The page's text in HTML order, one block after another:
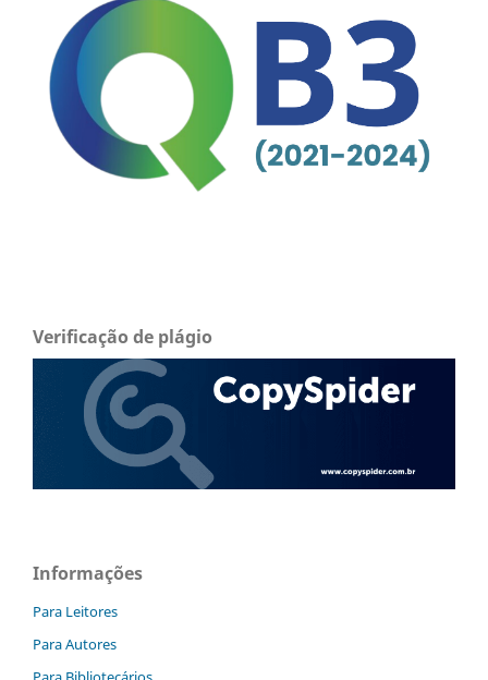
Verificação de plágio
Informações
Para Leitores
Para Autores